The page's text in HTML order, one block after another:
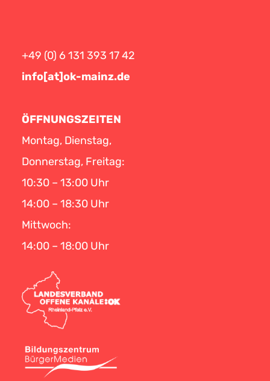
+49 (0) 6 131 393 17 42
info[at]ok-mainz.de
ÖFFNUNGSZEITEN
Montag, Dienstag,
Donnerstag, Freitag:
10:30 – 13:00 Uhr
14:00 – 18:30 Uhr
Mittwoch:
14:00 – 18:00 Uhr